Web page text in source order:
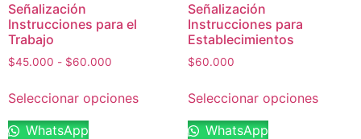
Señalización
Instrucciones para el
Trabajo
$45.000 - $60.000
Seleccionar opciones
WhatsApp
Señalización
Instrucciones para
Establecimientos
$60.000
Seleccionar opciones
WhatsApp